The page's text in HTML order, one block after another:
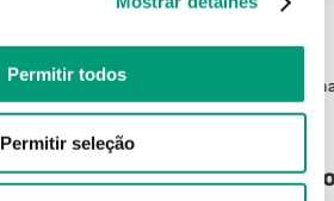
Permitir todos
Permitir seleção
DOSIVENT
/ DOS03 / M429967 NA
Indisponível